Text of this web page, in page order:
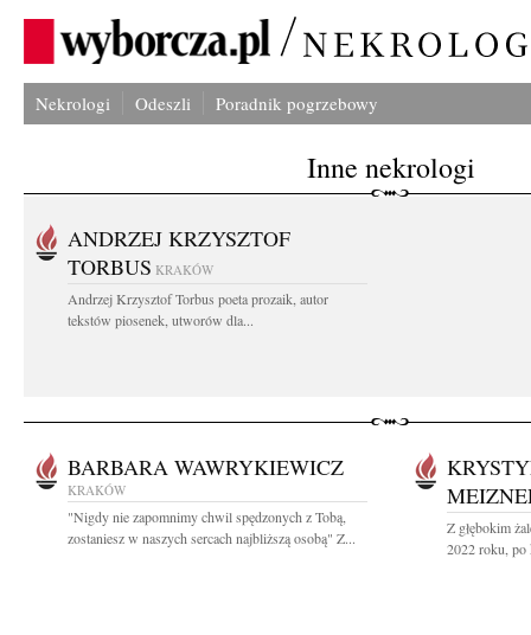
Nekrologi Odeszli Poradnik pogrzebowy
Inne nekrologi
ANDRZEJ KRZYSZTOF
TORBUS KRAKÓW
Andrzej Krzysztof Torbus poeta prozaik, autor
tekstów piosenek, utworów dla...
BARBARA WAWRYKIEWICZ
KRAKÓW
"Nigdy nie zapomnimy chwil spędzonych z Tobą,
zostaniesz w naszych sercach najbliższą osobą" Z...
Z głębokim
2022 roku, po